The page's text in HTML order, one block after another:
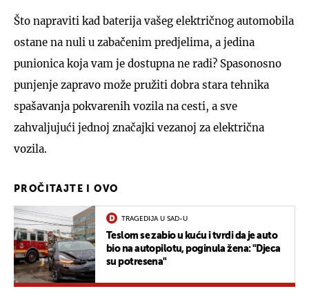
Što napraviti kad baterija vašeg električnog automobila
ostane na nuli u zabačenim predjelima, a jedina
punionica koja vam je dostupna ne radi? Spasonosno
punjenje zapravo može pružiti dobra stara tehnika
spašavanja pokvarenih vozila na cesti, a sve
zahvaljujući jednoj značajki vezanoj za električna
vozila.
PROČITAJTE I OVO
TRAGEDIJA U SAD-U
Teslom se zabio u kuću i tvrdi da je auto
bio na autopilotu, poginula žena: "Djeca
su potresena"